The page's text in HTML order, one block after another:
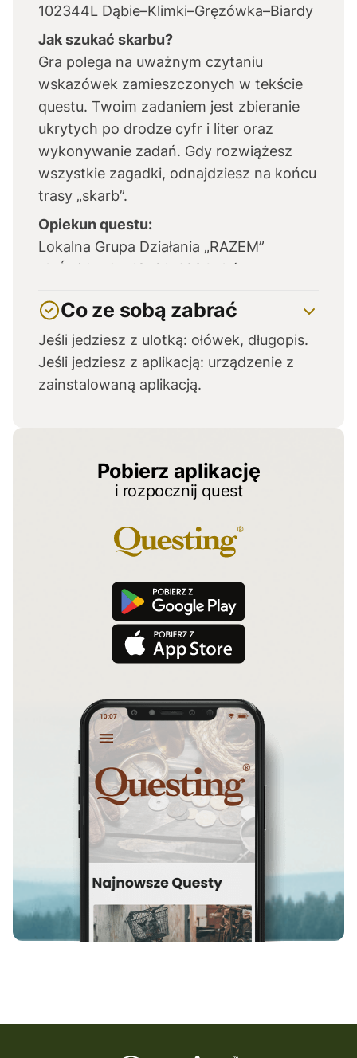
102344L Dąbie–Klimki–Gręzówka–Biardy
Jak szukać skarbu?
Gra polega na uważnym czytaniu
wskazówek zamieszczonych w tekście
questu. Twoim zadaniem jest zbieranie
ukrytych po drodze cyfr i liter oraz
wykonywanie zadań. Gdy rozwiążesz
wszystkie zagadki, odnajdziesz na końcu
trasy „skarb”.
Opiekun questu:
Lokalna Grupa Działania „RAZEM”
ul. Świderska 12, 21-400 Łuków,
Co ze sobą zabrać
Jeśli jedziesz z ulotką: ołówek, długopis.
Jeśli jedziesz z aplikacją: urządzenie z
zainstalowaną aplikacją.
Pobierz aplikację
i rozpocznij quest